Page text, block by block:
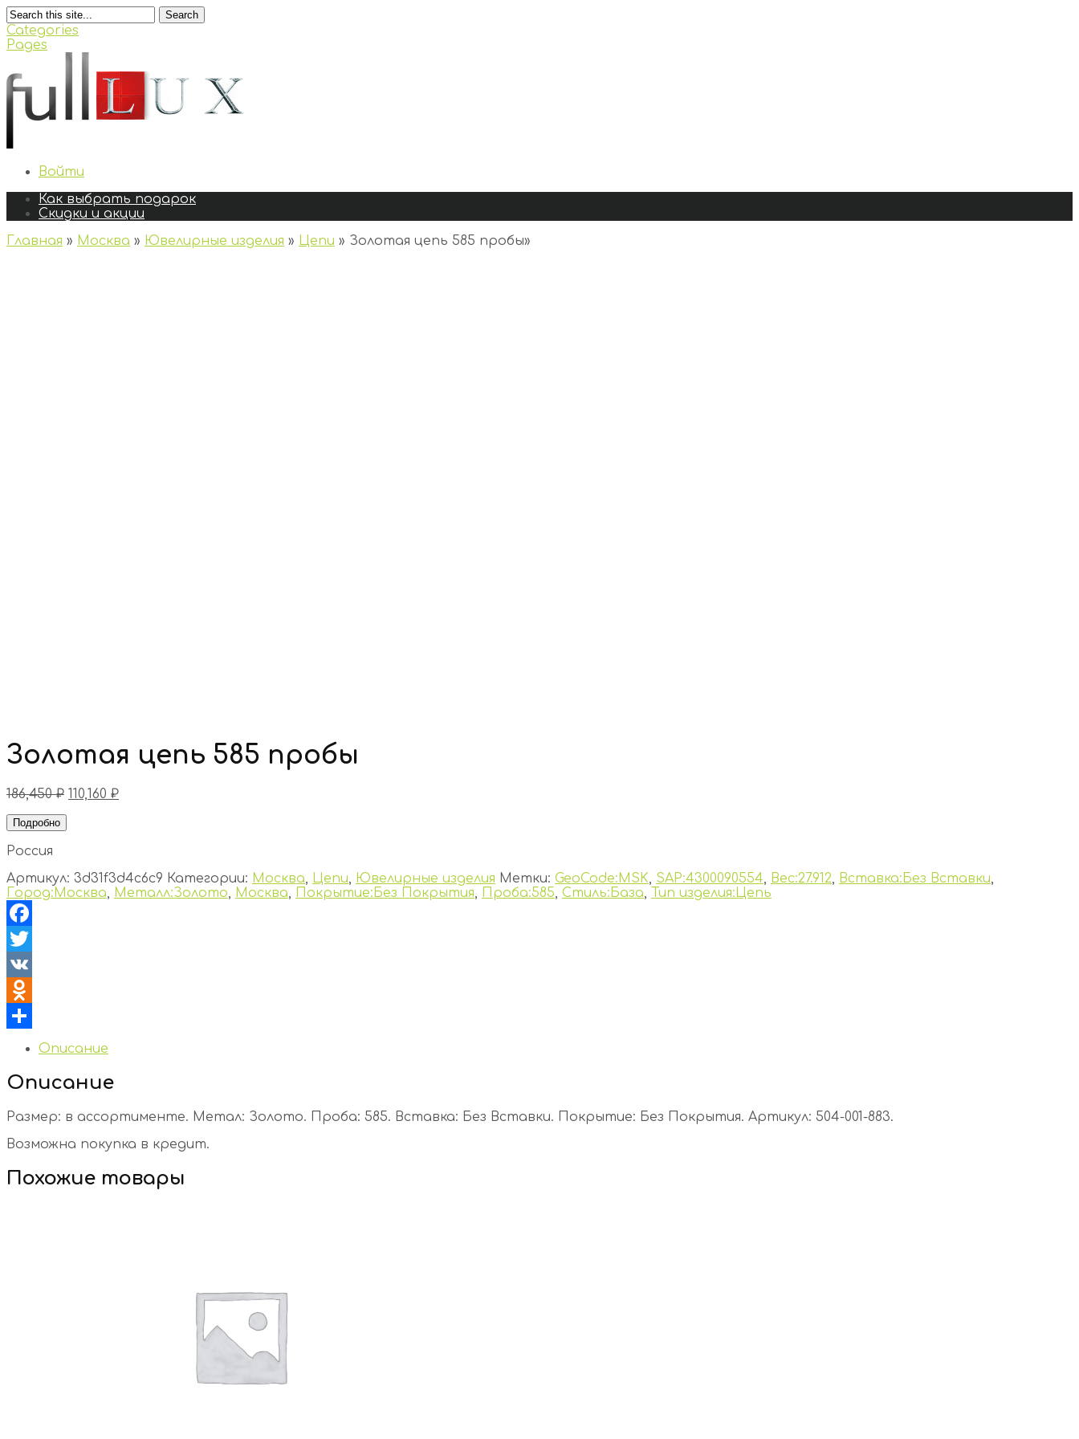
Search
Categories
Pages
Войти
Как выбрать подарок
Скидки и акции
Главная » Москва » Ювелирные изделия » Цепи » Золотая цепь 585 пробы»
Золотая цепь 585 пробы
186,450₽ 110,160 ₽
Подробно
Россия
Артикул: 3d31f3d4c6c9 Категории: Москва, Цепи, Ювелирные изделия Метки: GeoCode:MSK, SAP:4300090554, Вес:27.912, Вставка:Без Вставки,
Город:Москва, Металл:Золото, Москва, Покрытие:Без Покрытия, Проба:585, Стиль:База, Тип изделия:Цепь
Facebook
Twitter
VK
Odnoklassniki
Отправить
Описание
Описание
Размер: в ассортименте. Метал: Золото. Проба: 585. Вставка: Без Вставки. Покрытие: Без Покрытия. Артикул: 504-001-883.
Возможна покупка в кредит.
Похожие товары